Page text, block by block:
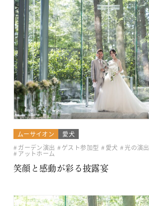
ムーサイオン
愛犬
ガーデン演出
ゲスト参加型 愛犬 光の演出
アットホーム
笑顔と感動が彩る披露宴